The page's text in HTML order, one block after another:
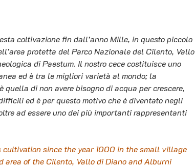
coltivazione fin dall’anno Mille, in questo piccolo
protetta del Parco Nazionale del Cilento, Vallo
di Paestum. Il nostro cece costituisce uno
ed è tra le migliori varietà al mondo; la
di non avere bisogno di acqua per crescere,
ed è per questo motivo che è diventato negli
ad essere uno dei più importanti rappresentanti
since the year 1000 in the small village
area of ​​the Cilento, Vallo di Diano and Alburni